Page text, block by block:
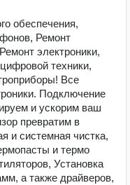
обеспечения,
Ремонт
электроники,
техники,
Все
Подключение
и ускорим ваш
превратим в
и системная чистка,
и термо
Установка
а также драйверов,